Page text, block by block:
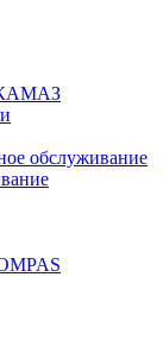
КАМАЗ
обслуживание